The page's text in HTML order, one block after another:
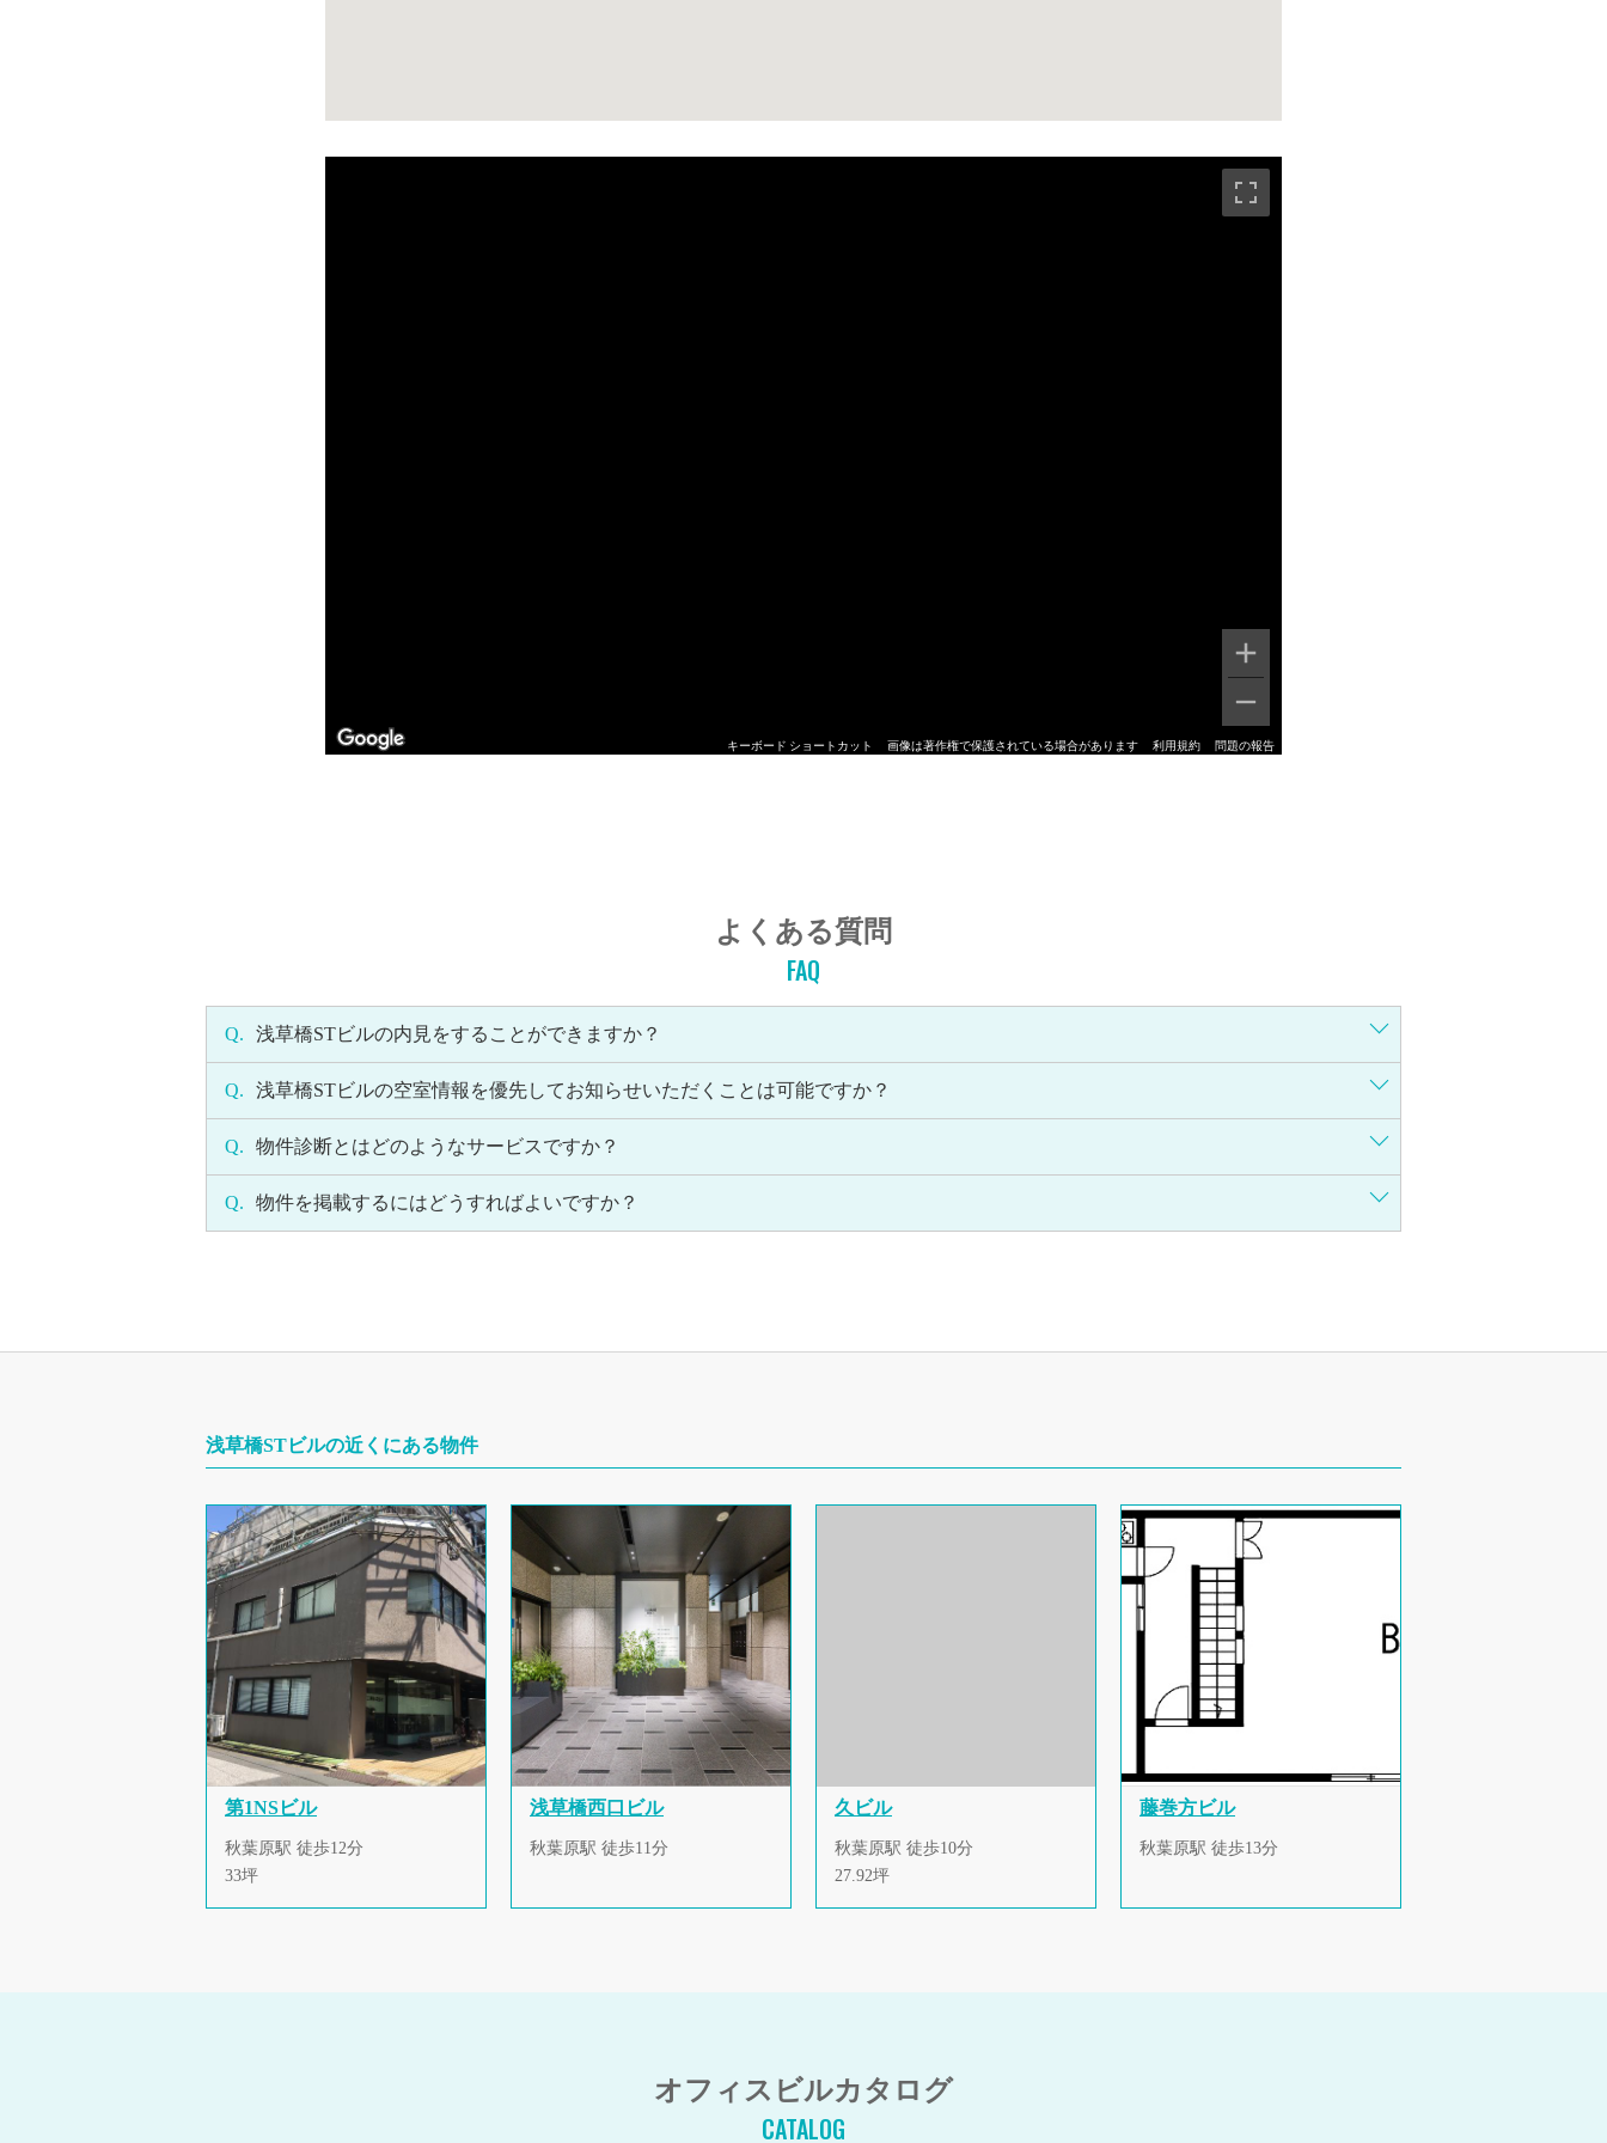
キーボード ショートカット 画像は著作権で保護されている場合があります 利用規約 問題の報告
よくある質問
FAQ
Q. 浅草橋STビルの内見をすることができますか？
Q. 浅草橋STビルの空室情報を優先してお知らせいただくことは可能ですか？
Q. 物件診断とはどのようなサービスですか？
Q. 物件を掲載するにはどうすればよいですか？
浅草橋STビルの近くにある物件
第1NSビル
秋葉原駅 徒歩12分
33坪
浅草橋西口ビル
秋葉原駅 徒歩11分
久ビル
秋葉原駅 徒歩10分
27.92坪
藤巻方ビル
秋葉原駅 徒歩13分
オフィスビルカタログ
CATALOG